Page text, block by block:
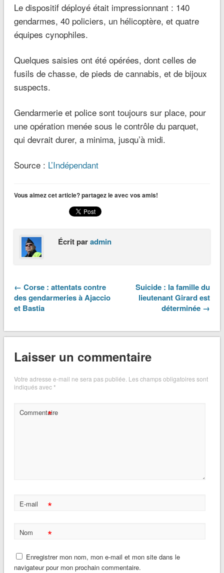
Le dispositif déployé était impressionnant : 140
gendarmes, 40 policiers, un hélicoptère, et quatre
équipes cynophiles.
Quelques saisies ont été opérées, dont celles de
fusils de chasse, de pieds de cannabis, et de bijoux
suspects.
Gendarmerie et police sont toujours sur place, pour
une opération menée sous le contrôle du parquet,
qui devrait durer, a minima, jusqu’à midi.
Source : L’Indépendant
Vous aimez cet article? partagez le avec vos amis!
Écrit paradmin
← Corse : attentats contre
des gendarmeries à Ajaccio
et Bastia
Suicide : la famille du
lieutenant Girard est
déterminée →
Laisser un commentaire
Votre adresse e-mail ne sera pas publiée. Les champs obligatoires sont
indiqués avec*
Commentaire
*
E-mail *
Nom *
Enregistrer mon nom, mon e-mail et mon site dans le
navigateur pour mon prochain commentaire.